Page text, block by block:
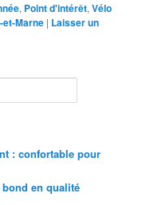
, Point d'intérêt,Vélo
et-Marne | Laisser un
: confortable pour
en qualité